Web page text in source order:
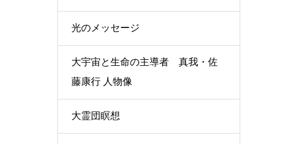
光のメッセージ
大宇宙と生命の主導者 真我・佐
藤康行 人物像
大霊団瞑想